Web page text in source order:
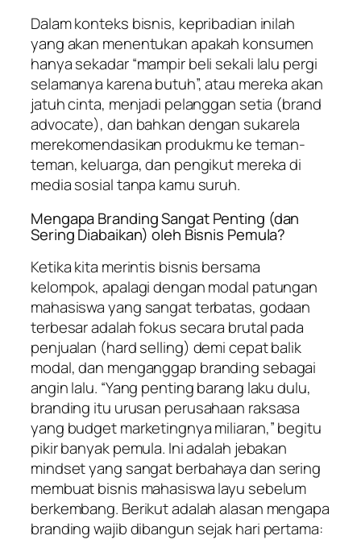
Dalam konteks bisnis, kepribadian inilah
yang akan menentukan apakah konsumen
hanya sekadar “mampir beli sekali lalu pergi
selamanya karena butuh”, atau mereka akan
jatuh cinta, menjadi pelanggan setia (brand
advocate), dan bahkan dengan sukarela
merekomendasikan produkmu ke teman-
teman, keluarga, dan pengikut mereka di
media sosial tanpa kamu suruh.
Mengapa Branding Sangat Penting (dan
Sering Diabaikan) oleh Bisnis Pemula?
Ketika kita merintis bisnis bersama
kelompok, apalagi dengan modal patungan
mahasiswa yang sangat terbatas, godaan
terbesar adalah fokus secara brutal pada
penjualan (hard selling) demi cepat balik
modal, dan menganggap branding sebagai
angin lalu. “Yang penting barang laku dulu,
branding itu urusan perusahaan raksasa
yang budget marketingnya miliaran,” begitu
pikir banyak pemula. Ini adalah jebakan
mindsetyang sangat berbahaya dan sering
membuat bisnis mahasiswa layu sebelum
berkembang. Berikut adalah alasan mengapa
brandingwajib dibangun sejak hari pertama: